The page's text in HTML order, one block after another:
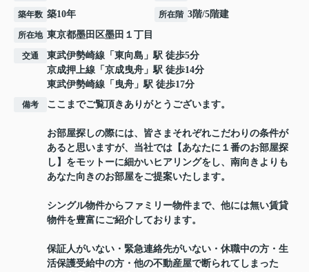
築年数 築10年 所在階 3階/5階建
所在地 東京都墨田区墨田 １丁目
交通 東武伊勢崎線 「 東向島 」駅 徒歩5分
京成押上線 「 京成曳舟 」駅 徒歩14分
東武伊勢崎線 「 曳舟 」駅 徒歩17分
備考 ここまでご覧頂きありがとうございます。
お部屋探しの際には、皆さまそれぞれこだわりの条件が
あると思いますが、当社では【あなたに１番のお部屋探
し】をモットーに細かいヒアリングをし、南向きよりも
あなた向きのお部屋をご提案いたします。
シングル物件からファミリー物件まで、他には無い賃貸
物件を豊富にご紹介しております。
保証人がいない・緊急連絡先がいない・休職中の方・生
活保護受給中の方・他の不動産屋で断られてしまった